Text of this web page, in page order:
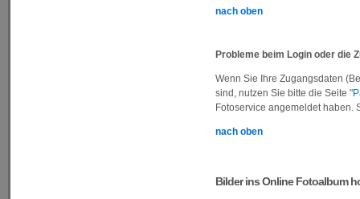
nach oben
Probleme beim Login oder die
Wenn Sie Ihre Zugangsdaten
sind, nutzen Sie bitte die Seite "
Fotoservice angemeldet haben.
nach oben
Bilder ins Online Fotoalbum